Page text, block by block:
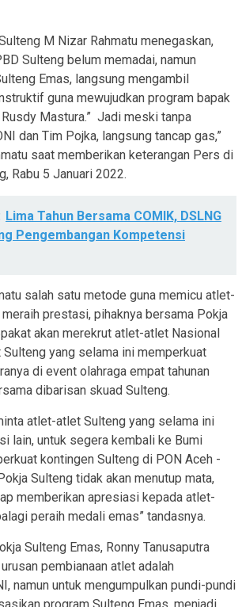
M Nizar Rahmatu menegaskan,
Sulteng belum memadai, namun
Emas, langsung mengambil
guna mewujudkan program bapak
Mastura.” Jadi meski tanpa
dan Tim Pojka, langsung tancap gas,”
saat memberikan keterangan Pers di
Rabu 5 Januari 2022.
Lima Tahun Bersama COMIK, DSLNG
Pengembangan Kompetensi
salah satu metode guna memicu atlet-
prestasi, pihaknya bersama Pokja
akan merekrut atlet-atlet Nasional
yang selama ini memperkuat
di event olahraga empat tahunan
dibarisan skuad Sulteng.
atlet-atlet Sulteng yang selama ini
lain, untuk segera kembali ke Bumi
kontingen Sulteng di PON Aceh -
Sulteng tidak akan menutup mata,
memberikan apresiasi kepada atlet-
peraih medali emas” tandasnya.
Sulteng Emas, Ronny Tanusaputra
pembianaan atlet adalah
namun untuk mengumpulkan pundi-pundi